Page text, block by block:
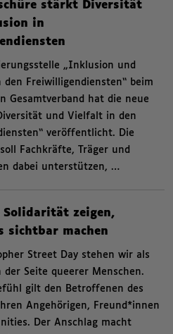
stärkt Diversität
in
„Inklusion und
den Freiwilligendiensten“ beim
Gesamtverband hat die neue
und Vielfalt in den
veröffentlicht. Die
Fachkräfte, Träger und
dabei unterstützen, …
Solidarität zeigen,
sichtbar machen
Street Day stehen wir als
der Seite queerer Menschen.
gilt den Betroffenen des
Angehörigen, Freund*innen
Der Anschlag macht